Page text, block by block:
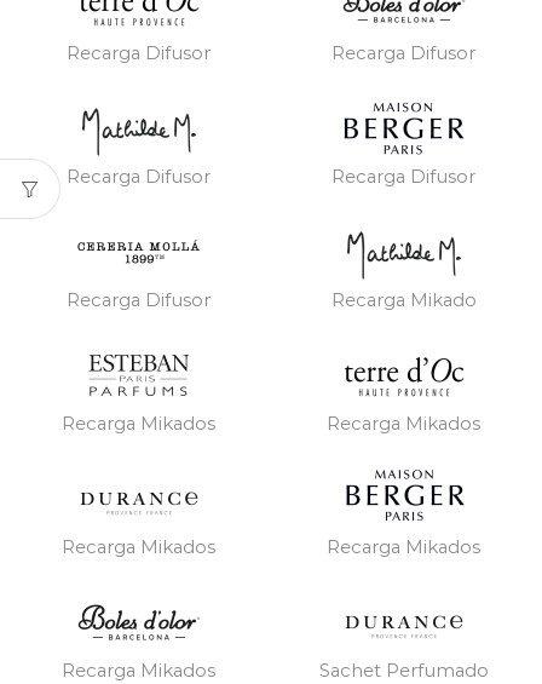
Recarga Difusor Recarga Difusor
Recarga Difusor Recarga Difusor
Recarga Difusor Recarga Mikado
Recarga Mikados Recarga Mikados
Recarga Mikados Recarga Mikados
Recarga Mikados Sachet Perfumado